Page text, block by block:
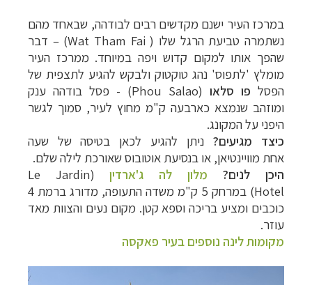
במרכז העיר ישנם מקדשים רבים לבודהה, שבאחד מהם
נשתמרה טביעת הרגל שלו ( Wat Tham Fai) – דבר
שהפך אותו למקום קדוש ויפה במיוחד. ממרכז העיר
מומלץ 'לתפוס' נהג טוקטוק ולבקש להגיע לתצפית של
הפסל פו סלאו
(Phou Salao) - פסל בודהה ענק
ומוזהב שנמצא כארבעה ק"מ מחוץ לעיר, סמוך לגשר
היפני על המקונג.
כיצד מגיעים? ניתן להגיע לכאן בטיסה של שעה
אחת מוויינטיאן, או בנסיעת אוטובוס שאורכת לילה שלם.
היכן לנים?
מלון לה ג'ארדין(
Le Jardin
Hotel
) במרחק 5 ק"מ משדה התעופה,
מדורג ברמת 4
כוכבים ומציע בריכה וספא קטן. מקום נעים והצוות מאד
עוזר.
מקומות לינה נוספים בעיר פאקסה